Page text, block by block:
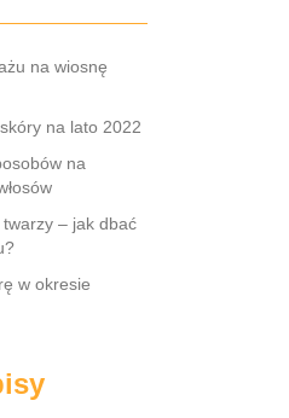
na wiosnę
na lato 2022
na
– jak dbać
w okresie